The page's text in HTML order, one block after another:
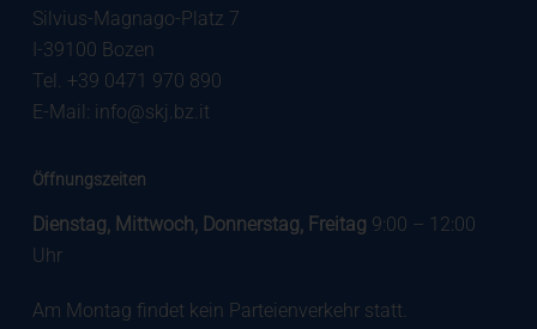
Silvius-Magnago-Platz 7
I-39100 Bozen
Tel. +39 0471 970 890
E-Mail: info@skj.bz.it
Öffnungszeiten
Dienstag, Mittwoch, Donnerstag, Freitag 9:00 – 12:00
Uhr
Am Montag findet kein Parteienverkehr statt.